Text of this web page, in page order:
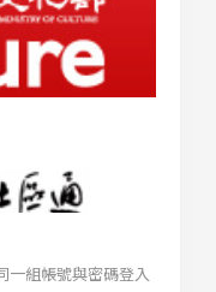
一組帳號與密碼登入